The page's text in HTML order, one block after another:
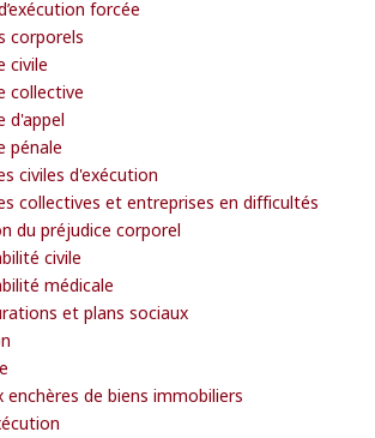
forcée
corporels
civile
collective
d'appel
pénale
civiles d'exécution
collectives et entreprises en difficultés
du préjudice corporel
civile
médicale
et plans sociaux
enchères de biens immobiliers